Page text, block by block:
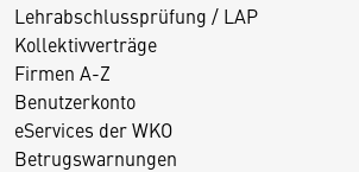
Lehrabschlussprüfung / LAP
Kollektivverträge
Firmen A-Z
Benutzerkonto
eServices der WKO
Betrugswarnungen